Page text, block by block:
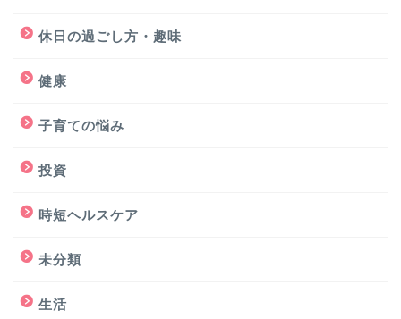
休日の過ごし方・趣味
健康
子育ての悩み
投資
時短ヘルスケア
未分類
生活